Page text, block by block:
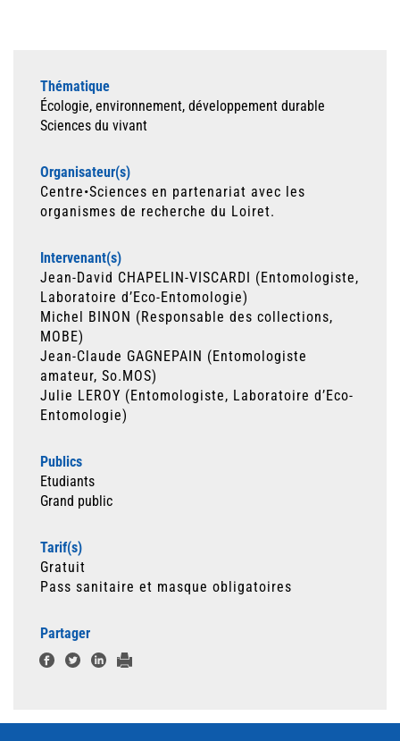
Thématique
Écologie, environnement, développement durable
Sciences du vivant
Organisateur(s)
Centre•Sciences en partenariat avec les
organismes de recherche du Loiret.
Intervenant(s)
Jean-David CHAPELIN-VISCARDI (Entomologiste,
Laboratoire d’Eco-Entomologie)
Michel BINON (Responsable des collections,
MOBE)
Jean-Claude GAGNEPAIN (Entomologiste
amateur, So.MOS)
Julie LEROY (Entomologiste, Laboratoire d’Eco-
Entomologie)
Publics
Etudiants
Grand public
Tarif(s)
Gratuit
Pass sanitaire et masque obligatoires
Partager